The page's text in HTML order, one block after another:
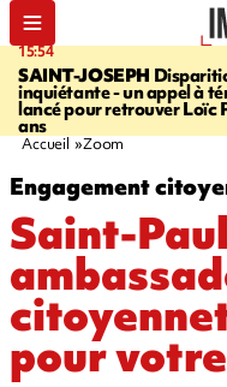
15:54
SAINT-JOSEPH
inquiétante - un appel à
lancé pour retrouver Loïc
ans
Accueil Zoom
Engagement
Saint-
pour